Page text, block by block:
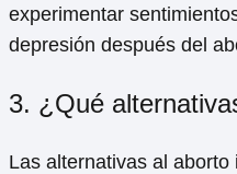
experimentar
depresión después del
3. ¿Qué
Las alternativas al